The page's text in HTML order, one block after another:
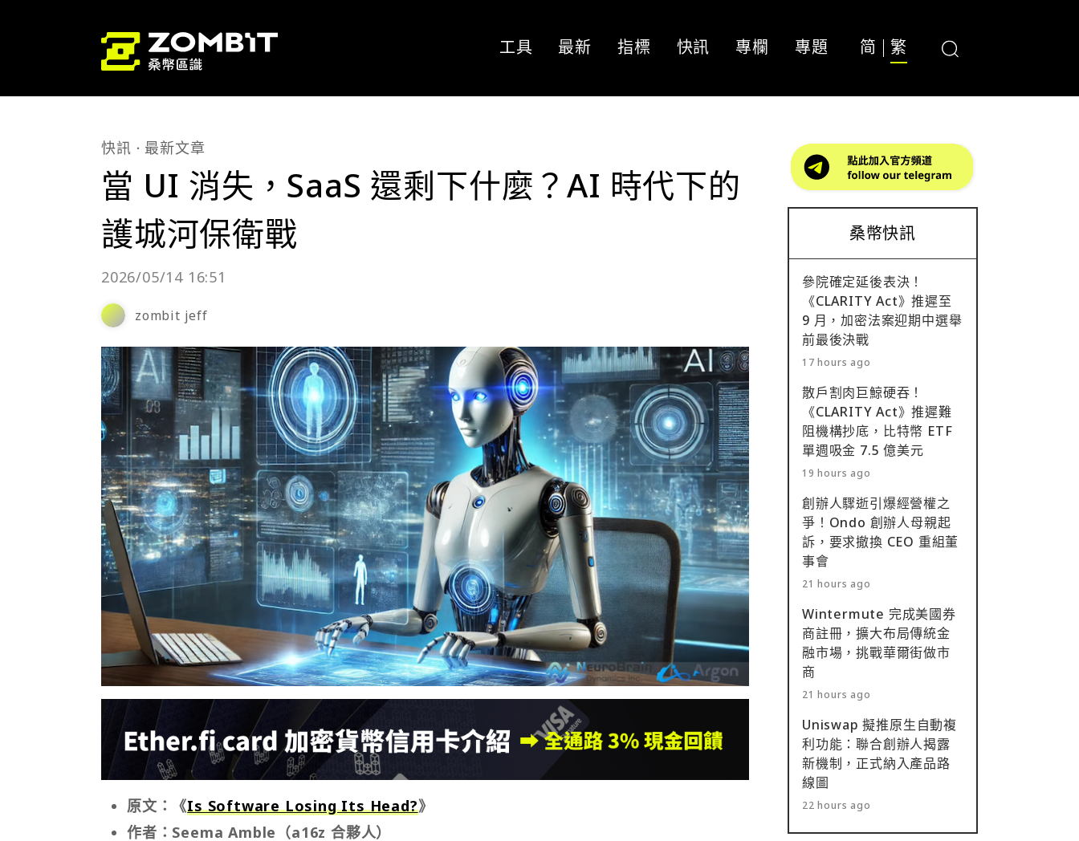
工具 最新 指標 快訊 專欄 專題 简 繁
快訊 最新文章
當 UI 消失，SaaS 還剩下什麼？AI 時代下的
護城河保衛戰
2026/05/14 16:51
zombit jeff
原文：《Is Software Losing Its Head?》
作者：Seema Amble（a16z 合夥人）
桑幣快訊
參院確定延後表決！
《CLARITY Act》推遲至
9 月，加密法案迎期中選舉
前最後決戰
17 hours ago
散戶割肉巨鯨硬吞！
《CLARITY Act》推遲難
阻機構抄底，比特幣 ETF
單週吸金 7.5 億美元
19 hours ago
創辦人驟逝引爆經營權之
爭！Ondo 創辦人母親起
訴，要求撤換 CEO 重組董
事會
21 hours ago
Wintermute 完成美國券
商註冊，擴大布局傳統金
融市場，挑戰華爾街做市
商
21 hours ago
Uniswap 擬推原生自動複
利功能：聯合創辦人揭露
新機制，正式納入產品路
線圖
22 hours ago